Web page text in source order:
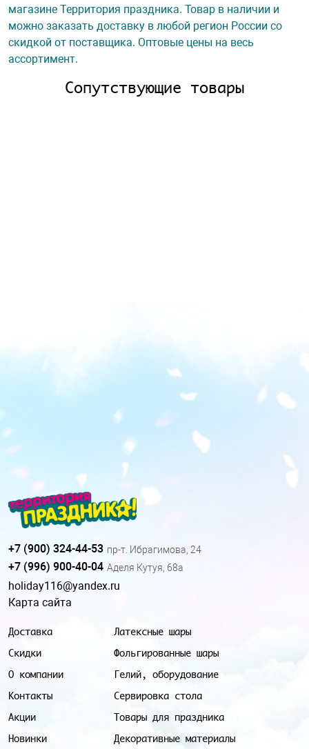
магазине Территория праздника. Товар в наличии и
можно заказать доставку в любой регион России со
скидкой от поставщика. Оптовые цены на весь
ассортимент.
Сопутствующие товары
Доставка
Скидки
О компании
Контакты
Акции
Новинки
Латексные шары
Фольгированные шары
Гелий, оборудование
Сервировка стола
Товары для праздника
Декоративные материалы
+7 (900) 324-44-53 пр-т. Ибрагимова, 24
+7 (996) 900-40-04 Аделя Кутуя, 68а
holiday116@yandex.ru
Карта сайта